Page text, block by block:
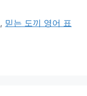
, 믿는 도끼 영어 표